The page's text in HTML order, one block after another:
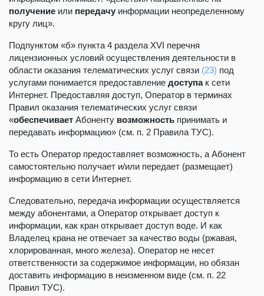
получение или передачу информации неопределенному
кругу лиц».
Подпунктом «б» пункта 4 раздела XVI перечня
лицензионных условий осуществления деятельности в
области оказания телематических услуг связи (23) под
услугами понимается предоставление доступак сети
Интернет. Предоставляя доступ, Оператор в терминах
Правил оказания телематических услуг связи
«обеспечивает Абоненту возможность принимать и
передавать информацию» (см. п. 2 Правила ТУС).
То есть Оператор предоставляет возможность, а Абонент
самостоятельно получает и/или передает (размещает)
информацию в сети Интернет.
Следовательно, передача информации осуществляется
между абонентами, а Оператор открывает доступ к
информации, как кран открывает доступ воде. И как
Владелец крана не отвечает за качество воды (ржавая,
хлорированная, много железа). Оператор не несет
ответственности за содержимое информации, но обязан
доставить информацию в неизменном виде (см. п. 22
Правил ТУС).